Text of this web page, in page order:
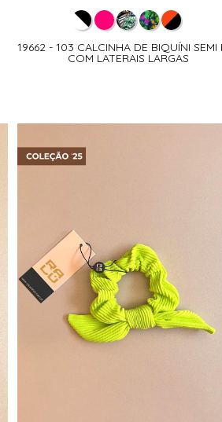
19662 - 103 CALCINHA DE BIQUÍNI SEMI
COM LATERAIS LARGAS